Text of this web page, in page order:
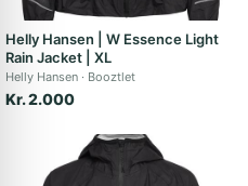
Helly Hansen | W Essence Light
Rain Jacket | XL
Helly Hansen Booztlet
Kr. 2.000